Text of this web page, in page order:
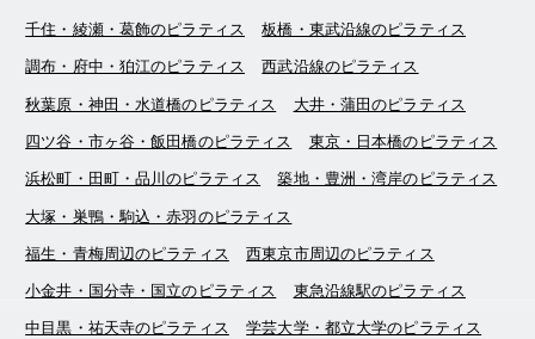
千住・綾瀬・葛飾のピラティス 板橋・東武沿線のピラティス
調布・府中・狛江のピラティス 西武沿線のピラティス
秋葉原・神田・水道橋のピラティス 大井・蒲田のピラティス
四ツ谷・市ヶ谷・飯田橋のピラティス 東京・日本橋のピラティス
浜松町・田町・品川のピラティス 築地・豊洲・湾岸のピラティス
大塚・巣鴨・駒込・赤羽のピラティス
福生・青梅周辺のピラティス 西東京市周辺のピラティス
小金井・国分寺・国立のピラティス 東急沿線駅のピラティス
中目黒・祐天寺のピラティス 学芸大学・都立大学のピラティス